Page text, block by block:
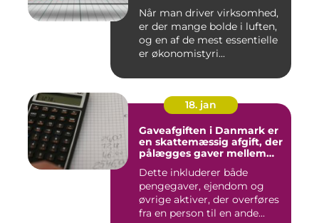
Når man driver virksomhed,
er der mange bolde i luften,
og en af de mest essentielle
er økonomistyri...
18. jan
Gaveafgiften i Danmark er
en skattemæssig afgift, der
pålægges gaver mellem
Dette inkluderer både
pengegaver, ejendom og
øvrige aktiver, der overføres
fra en person til en ande...